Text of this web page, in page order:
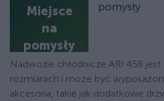
Miejsce
na
pomysły
pomysły
Nadwozie chłodnicze ARI 458
rozmiarach i może być
akcesoria, takie jak dodatkowe